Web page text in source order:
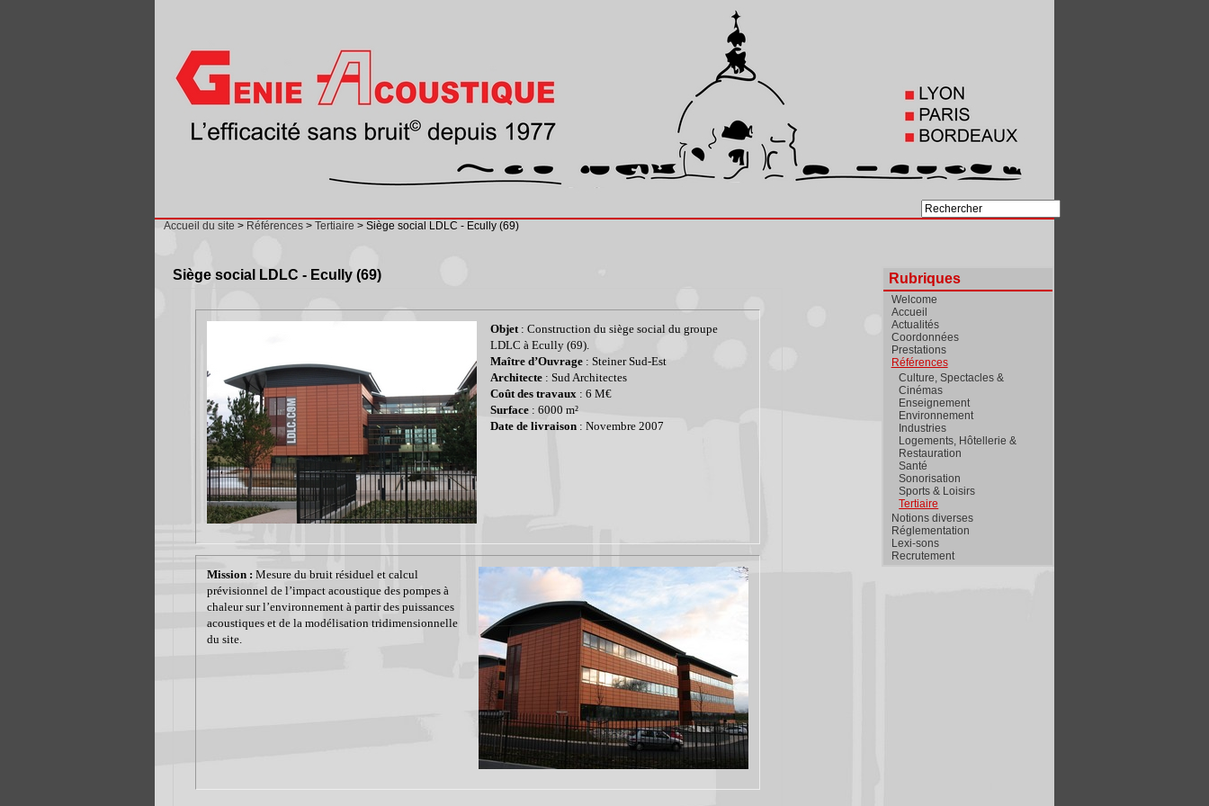
Accueil du site > Références > Tertiaire > Siège social LDLC - Ecully (69)
Siège social LDLC - Ecully (69)
Objet: Construction du siège social du groupe
LDLC à Ecully (69).
Maître d’Ouvrage: Steiner Sud-Est
Architecte: Sud Architectes
Coût des travaux: 6 M€
Surface: 6000 m²
Date de livraison: Novembre 2007
Mission : Mesure du bruit résiduel et calcul
prévisionnel de l’impact acoustique des pompes à
chaleur sur l’environnement à partir des puissances
acoustiques et de la modélisation tridimensionnelle
du site.
Rubriques
Welcome
Accueil
Actualités
Coordonnées
Prestations
Références
Culture, Spectacles &
Cinémas
Enseignement
Environnement
Industries
Logements, Hôtellerie &
Restauration
Santé
Sonorisation
Sports & Loisirs
Tertiaire
Notions diverses
Réglementation
Lexi-sons
Recrutement